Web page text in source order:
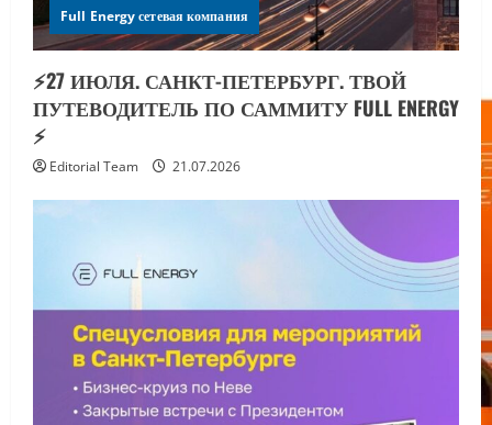
Full Energy сетевая компания
⚡️27 ИЮЛЯ. САНКТ-ПЕТЕРБУРГ. ТВОЙ
ПУТЕВОДИТЕЛЬ ПО САММИТУ FULL ENERGY
⚡️
Editorial Team 21.07.2026